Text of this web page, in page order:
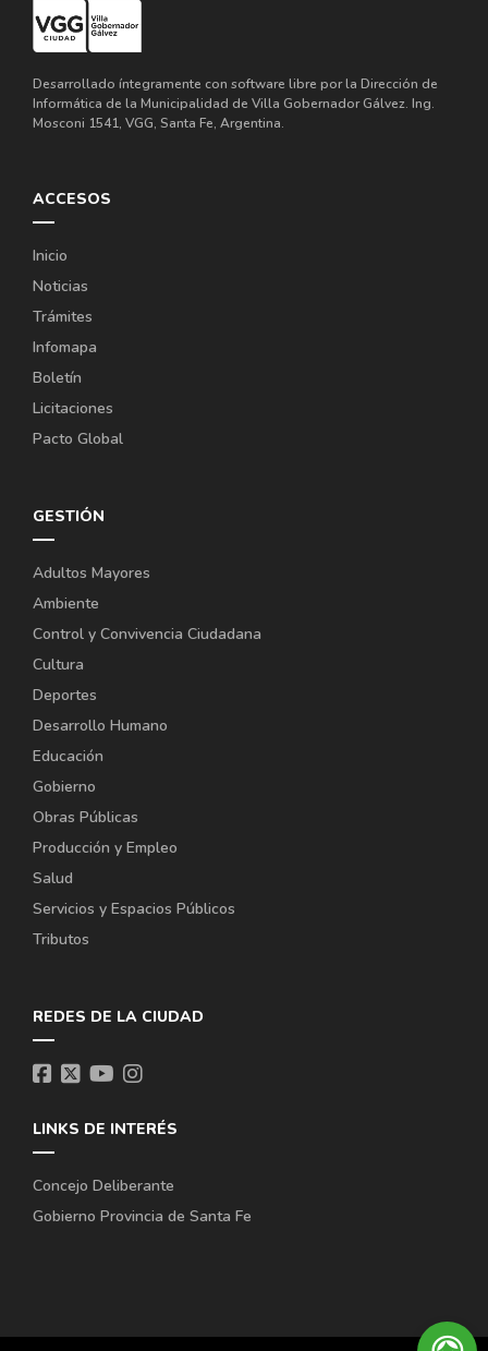
Desarrollado íntegramente con software libre por la Dirección de
Informática de la Municipalidad de Villa Gobernador Gálvez. Ing.
Mosconi 1541, VGG, Santa Fe, Argentina.
ACCESOS
Inicio
Noticias
Trámites
Infomapa
Boletín
Licitaciones
Pacto Global
GESTIÓN
Adultos Mayores
Ambiente
Control y Convivencia Ciudadana
Cultura
Deportes
Desarrollo Humano
Educación
Gobierno
Obras Públicas
Producción y Empleo
Salud
Servicios y Espacios Públicos
Tributos
REDES DE LA CIUDAD
LINKS DE INTERÉS
Concejo Deliberante
Gobierno Provincia de Santa Fe